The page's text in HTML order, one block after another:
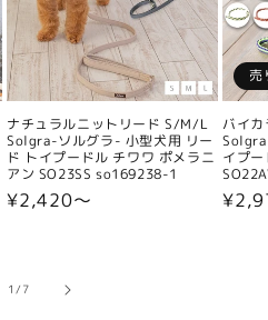
ナチュラルニットリード S/M/L
Solgra-ソルグラ- 小型犬用 リー
ド トイプードル チワワ ポメラニ
アン SO23SS so169238-1
通
¥2,420〜
売
バイ
イプ
通
1/の
7